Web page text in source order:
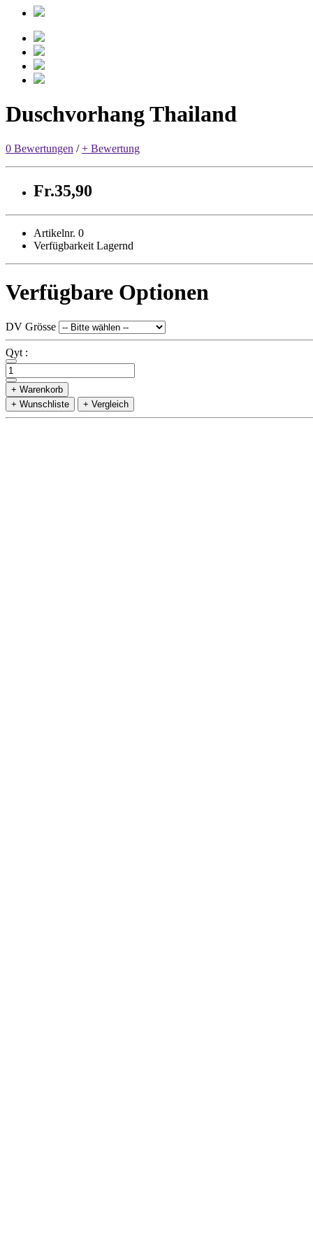
Duschvorhang Thailand
0 Bewertungen /+ Bewertung
Fr.35,90
Artikelnr. 0
Verfügbarkeit Lagernd
Verfügbare Optionen
DV Grösse
Qyt :
+ Warenkorb
+ Wunschliste
+ Vergleich